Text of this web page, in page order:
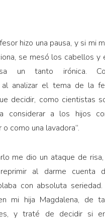
hizo una pausa, y si mi
se mesó los cabellos y
un tanto irónica.
al analizar el tema de la
decidir, como cientistas
considerar a los hijos
como una lavadora”.
me dio un ataque de
al darme cuenta
con absoluta
mi hija Magdalena, de
y traté de decidir si